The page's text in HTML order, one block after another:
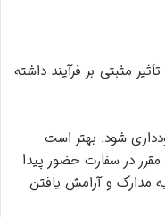
مثبتی بر فرآیند داشته
شود. بهتر است
از زمان مقرر در سفارت حضور پیدا
مدارک و آرامش یافتن